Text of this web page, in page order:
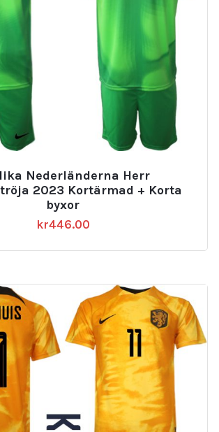
Nederländerna Herr
2023 Kortärmad + Korta
byxor
kr446.00